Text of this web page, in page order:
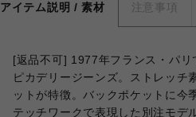
アイテム説明 / 素材 注意事項
[返品不可] 1977年フランス・パ
ピカデリージーンズ。ストレッチ
ットが特徴。バックポケットに今
テッチワークで表現した別注モデ